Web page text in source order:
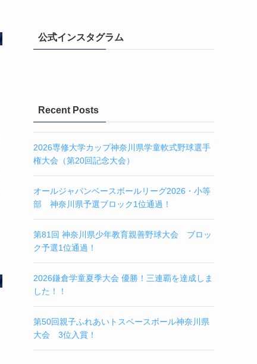
公式インスタグラム
Recent Posts
2026専修大学カップ神奈川県学童軟式野球選手
権大会（第20回記念大会）
オールジャパンベースボールリーグ2026・小等
部 神奈川県予選ブロック1位通過！
第81回 神奈川県少年教育親善野球大会 ブロッ
ク予選1位通過！
2026鎌倉学童夏季大会 優勝！三連覇を達成しま
した！！
第50回親子ふれあいトスベースボール神奈川県
大会 3位入賞！